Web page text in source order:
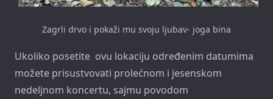
Zagrli drvo i pokaži mu svoju ljubav- joga bina
Ukoliko posetite ovu lokaciju određenim datumima
možete prisustvovati prolećnom i jesenskom
nedeljnom koncertu, sajmu povodom